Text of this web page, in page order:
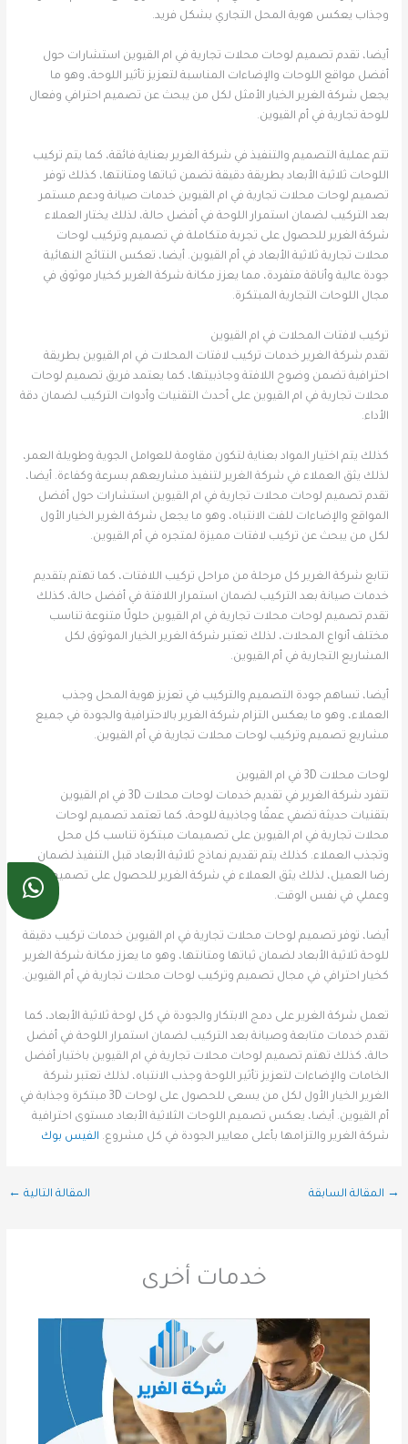
وجذاب يعكس هوية المحل التجاري بشكل فريد.
أيضا، تقدم تصميم لوحات محلات تجارية في ام القيوين استشارات حول
أفضل مواقع اللوحات والإضاءات المناسبة لتعزيز تأثير اللوحة، وهو ما
يجعل شركة الغرير الخيار الأمثل لكل من يبحث عن تصميم احترافي وفعال
للوحة تجارية في أم القيوين.
تتم عملية التصميم والتنفيذ في شركة الغرير بعناية فائقة، كما يتم تركيب
اللوحات ثلاثية الأبعاد بطريقة دقيقة تضمن ثباتها ومتانتها، كذلك توفر
تصميم لوحات محلات تجارية في ام القيوين خدمات صيانة ودعم مستمر
بعد التركيب لضمان استمرار اللوحة في أفضل حالة، لذلك يختار العملاء
شركة الغرير للحصول على تجربة متكاملة في تصميم وتركيب لوحات
محلات تجارية ثلاثية الأبعاد في أم القيوين. أيضا، تعكس النتائج النهائية
جودة عالية وأناقة متفردة، مما يعزز مكانة شركة الغرير كخيار موثوق في
مجال اللوحات التجارية المبتكرة.
تركيب لافتات المحلات في ام القيوين
تقدم شركة الغرير خدمات تركيب لافتات المحلات في ام القيوين بطريقة
احترافية تضمن وضوح اللافتة وجاذبيتها، كما يعتمد فريق تصميم لوحات
محلات تجارية في ام القيوين على أحدث التقنيات وأدوات التركيب لضمان دقة
الأداء.
كذلك يتم اختيار المواد بعناية لتكون مقاومة للعوامل الجوية وطويلة العمر،
لذلك يثق العملاء في شركة الغرير لتنفيذ مشاريعهم بسرعة وكفاءة. أيضا،
تقدم تصميم لوحات محلات تجارية في ام القيوين استشارات حول أفضل
المواقع والإضاءات للفت الانتباه، وهو ما يجعل شركة الغرير الخيار الأول
لكل من يبحث عن تركيب لافتات مميزة لمتجره في أم القيوين.
تتابع شركة الغرير كل مرحلة من مراحل تركيب اللافتات، كما تهتم بتقديم
خدمات صيانة بعد التركيب لضمان استمرار اللافتة في أفضل حالة، كذلك
تقدم تصميم لوحات محلات تجارية في ام القيوين حلولًا متنوعة تناسب
مختلف أنواع المحلات، لذلك تعتبر شركة الغرير الخيار الموثوق لكل
المشاريع التجارية في أم القيوين.
أيضا، تساهم جودة التصميم والتركيب في تعزيز هوية المحل وجذب
العملاء، وهو ما يعكس التزام شركة الغرير بالاحترافية والجودة في جميع
مشاريع تصميم وتركيب لوحات محلات تجارية في أم القيوين.
لوحات محلات 3D في ام القيوين
تتفرد شركة الغرير في تقديم خدمات لوحات محلات 3D في ام القيوين
بتقنيات حديثة تضفي عمقًا وجاذبية للوحة، كما تعتمد تصميم لوحات
محلات تجارية في ام القيوين على تصميمات مبتكرة تناسب كل محل
وتجذب العملاء. كذلك يتم تقديم نماذج ثلاثية الأبعاد قبل التنفيذ لضمان
رضا العميل، لذلك يثق العملاء في شركة الغرير للحصول على تصميم جذاب
وعملي في نفس الوقت.
أيضا، توفر تصميم لوحات محلات تجارية في ام القيوين خدمات تركيب دقيقة
للوحة ثلاثية الأبعاد لضمان ثباتها ومتانتها، وهو ما يعزز مكانة شركة الغرير
كخيار احترافي في مجال تصميم وتركيب لوحات محلات تجارية في أم القيوين.
تعمل شركة الغرير على دمج الابتكار والجودة في كل لوحة ثلاثية الأبعاد، كما
تقدم خدمات متابعة وصيانة بعد التركيب لضمان استمرار اللوحة في أفضل
حالة، كذلك تهتم تصميم لوحات محلات تجارية في ام القيوين باختيار أفضل
الخامات والإضاءات لتعزيز تأثير اللوحة وجذب الانتباه، لذلك تعتبر شركة
الغرير الخيار الأول لكل من يسعى للحصول على لوحات 3D مبتكرة وجذابة في
أم القيوين. أيضا، يعكس تصميم اللوحات الثلاثية الأبعاد مستوى احترافية
شركة الغرير والتزامها بأعلى معايير الجودة في كل مشروع. الفيس بوك
→ المقالة السابقة المقالة التالية ←
خدمات أخرى